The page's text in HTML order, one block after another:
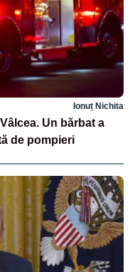
Ionuț Nichita
Un bărbat a
de pompieri